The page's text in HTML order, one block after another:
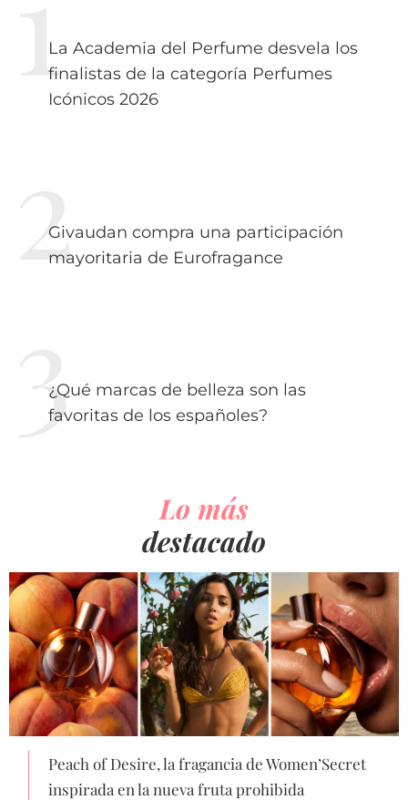
La Academia del Perfume desvela los
finalistas de la categoría Perfumes
Icónicos 2026
Givaudan compra una participación
mayoritaria de Eurofragance
¿Qué marcas de belleza son las
favoritas de los españoles?
Lo más
destacado
Peach of Desire, la fragancia de Women’Secret
inspirada en la nueva fruta prohibida